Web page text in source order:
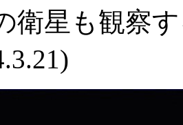
衛星も観察